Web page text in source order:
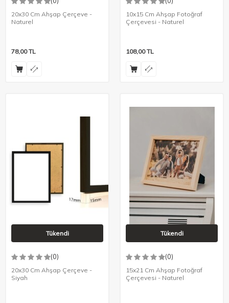
20x30 Cm Ahşap Çerçeve -
Naturel
78,00TL
10x15 Cm Ahşap Fotoğraf
Çerçevesi - Naturel
108,00TL
Tükendi
(0)
20x30 Cm Ahşap Çerçeve -
Siyah
Tükendi
(0)
15x21 Cm Ahşap Fotoğraf
Çerçevesi - Naturel